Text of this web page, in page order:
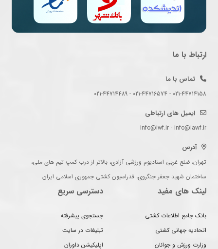
ارتباط با ما
تماس با ما
021-44714158 - 021-44716574 - 021-44714489
ایمیل های ارتباطی
info@iwf.ir - info@iawf.ir
آدرس
تهران، ضلع غربی استادیوم ورزشی آزادی، بالاتر از درب کمپ تیم های ملی،
ساختمان شهید جعفر جنگروی، فدراسیون کشتی جمهوری اسلامی ایران
لینک های مفید
بانک جامع اطلاعات کشتی
اتحادیه جهانی کشتی
وزارت ورزش و جوانان
دسترسی سریع
جستجوی پیشرفته
تبلیغات در سایت
اپلیکیشن داوران